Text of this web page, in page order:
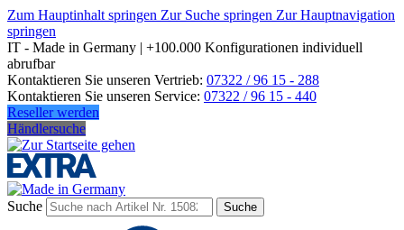
Zum Hauptinhalt springen Zur Suche springen Zur Hauptnavigation
springen
IT - Made in Germany | +100.000 Konfigurationen individuell
abrufbar
Kontaktieren Sie unseren Vertrieb: 07322 / 96 15 - 288
Kontaktieren Sie unseren Service: 07322 / 96 15 - 440
Reseller werden
Händlersuche
Suche Suche